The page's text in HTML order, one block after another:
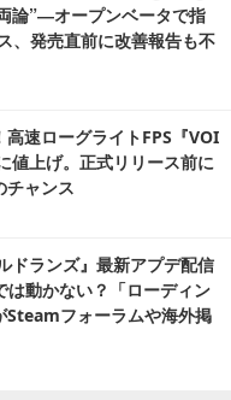
論”―オープンベータで指
、発売直前に改善報告も不
速ローグライトFPS『VOI
値上げ。正式リリース前に
チャンス
ドランズ』最新アプデ配信
は動かない？「ローディン
Steamフォーラムや海外掲